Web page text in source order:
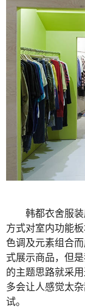
韩都衣舍服装
方式对室内功能
色调及元素组合
式展示商品，但
的主题思路就采
多会让人感觉太
试。